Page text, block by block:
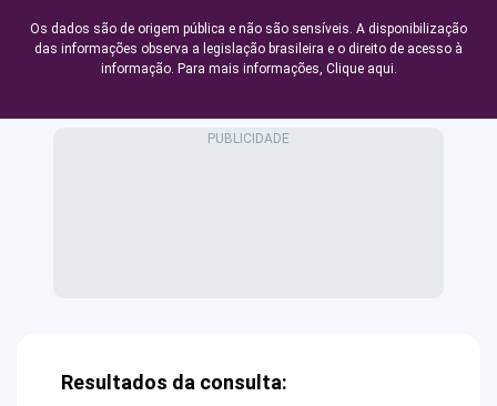
Os dados são de origem pública e não são sensíveis. A disponibilização
das informações observa a legislação brasileira e o direito de acesso à
informação. Para mais informações, Clique aqui.
Resultados da consulta: